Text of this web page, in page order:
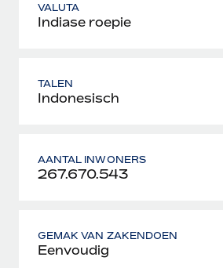
VALUTA
Indiase roepie
TALEN
Indonesisch
AANTAL INWONERS
267.670.543
GEMAK VAN ZAKENDOEN
Eenvoudig